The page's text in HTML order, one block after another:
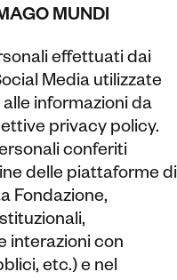
MUNDI
effettuati dai
Media utilizzate
informazioni da
privacy policy.
conferiti
delle piattaforme di
Fondazione,
interazioni con
etc.) e nel